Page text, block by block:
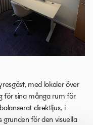
med lokaler över
för sina många rum för
direktljus, i
för den visuella